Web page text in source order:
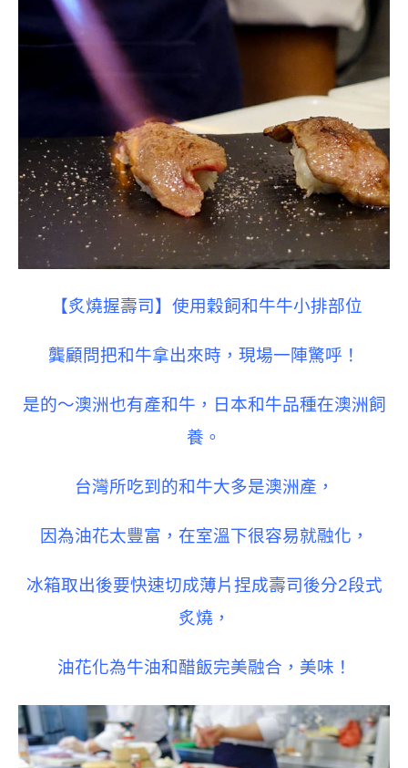
【炙燒握壽司】使用穀飼和牛牛小排部位
龔顧問把和牛拿出來時，現場一陣驚呼！
是的～澳洲也有產和牛，日本和牛品種在澳洲飼
養。
台灣所吃到的和牛大多是澳洲產，
因為油花太豐富，在室溫下很容易就融化，
冰箱取出後要快速切成薄片捏成壽司後分2段式
炙燒，
油花化為牛油和醋飯完美融合，美味！